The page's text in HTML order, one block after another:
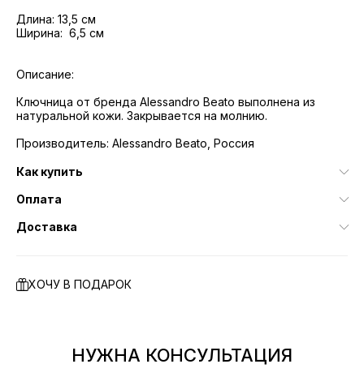
Длина: 13,5 см
Ширина: 6,5 см
Описание:
Ключница от бренда Alessandro Beato выполнена из
натуральной кожи. Закрывается на молнию.
Производитель: Alessandro Beato, Россия
Как купить
Оплата
Доставка
ХОЧУ В ПОДАРОК
НУЖНА КОНСУЛЬТАЦИЯ